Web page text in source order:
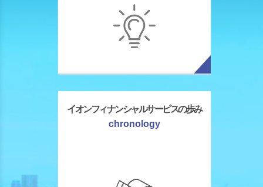
イオンフィナンシャルサービスの歩み
chronology